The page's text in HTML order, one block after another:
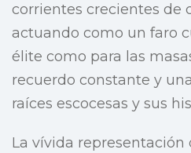
corrientes crecientes de
actuando como un faro
élite como para las
recuerdo constante y
raíces escocesas y sus
La vívida representación